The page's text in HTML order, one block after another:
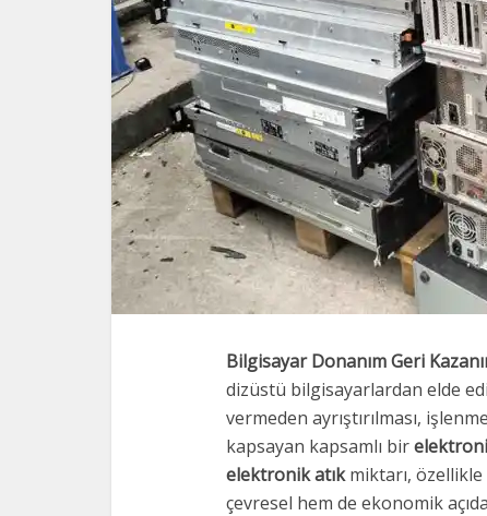
Bilgisayar Donanım Geri
dizüstü bilgisayarlardan elde
vermeden ayrıştırılması,
kapsayan kapsamlı bir
elektronik atıkmiktarı, özellikle
çevresel hem de ekonomik